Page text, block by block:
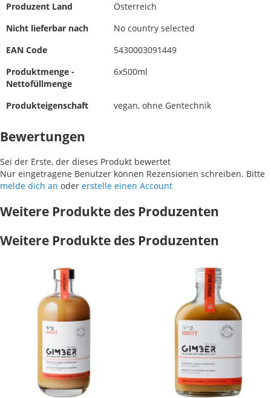
Produzent Land
Österreich
Nicht lieferbar nach
No country selected
EAN Code
5430003091449
Produktmenge -
Nettofüllmenge
6x500ml
Produkteigenschaft vegan, ohne Gentechnik
Bewertungen
Sei der Erste, der dieses Produkt bewertet
Nur eingetragene Benutzer können Rezensionen schreiben. Bitte
melde dich an oder erstelle einen Account
Weitere Produkte des Produzenten
Weitere Produkte des Produzenten